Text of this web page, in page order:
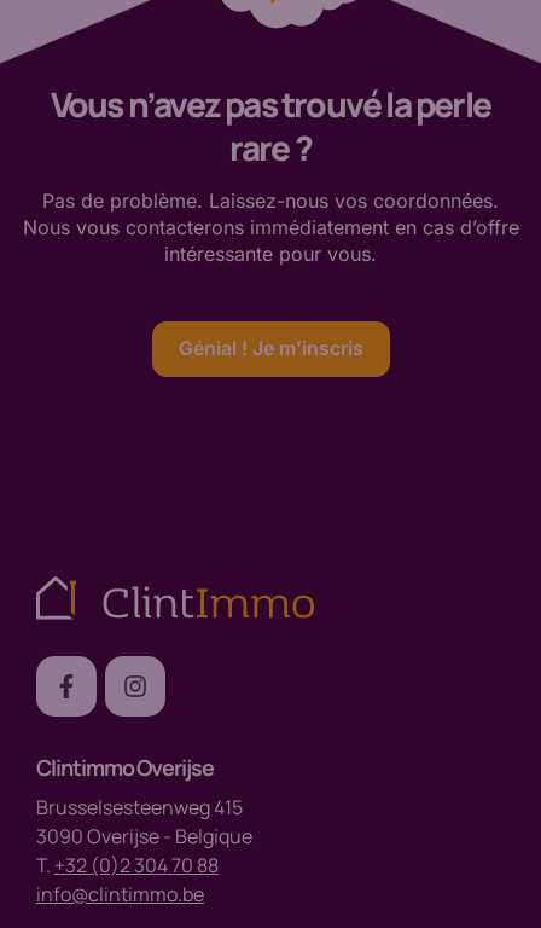
Vous n’avez pas trouvé la perle
rare ?
Pas de problème. Laissez-nous vos coordonnées.
Nous vous contacterons immédiatement en cas d’offre
intéressante pour vous.
Génial ! Je m’inscris
Clintimmo Overijse
Brusselsesteenweg 415
3090 Overijse - Belgique
T. +32 (0)2 304 70 88
info@clintimmo.be